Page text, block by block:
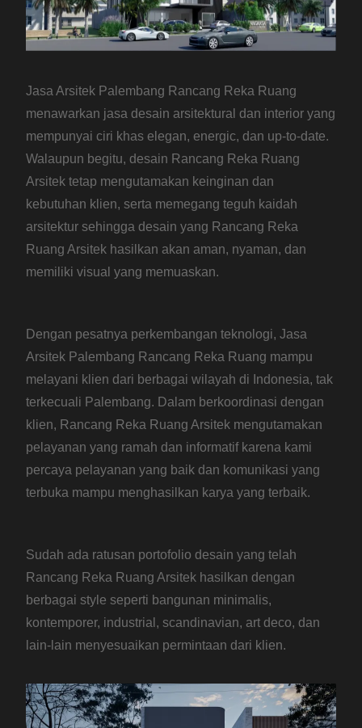
Jasa Arsitek Palembang Rancang Reka Ruang
menawarkan jasa desain arsitektural dan interior yang
mempunyai ciri khas elegan, energic, dan up-to-date.
Walaupun begitu, desain Rancang Reka Ruang
Arsitek tetap mengutamakan keinginan dan
kebutuhan klien, serta memegang teguh kaidah
arsitektur sehingga desain yang Rancang Reka
Ruang Arsitek hasilkan akan aman, nyaman, dan
memiliki visual yang memuaskan.
Dengan pesatnya perkembangan teknologi, Jasa
Arsitek Palembang Rancang Reka Ruang mampu
melayani klien dari berbagai wilayah di Indonesia, tak
terkecuali Palembang. Dalam berkoordinasi dengan
klien, Rancang Reka Ruang Arsitek mengutamakan
pelayanan yang ramah dan informatif karena kami
percaya pelayanan yang baik dan komunikasi yang
terbuka mampu menghasilkan karya yang terbaik.
Sudah ada ratusan portofolio desain yang telah
Rancang Reka Ruang Arsitek hasilkan dengan
berbagai style seperti bangunan minimalis,
kontemporer, industrial, scandinavian, art deco, dan
lain-lain menyesuaikan permintaan dari klien.